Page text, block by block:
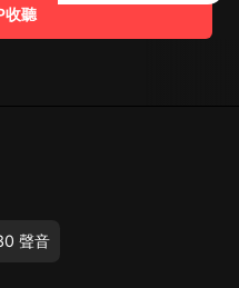
收聽
聲音